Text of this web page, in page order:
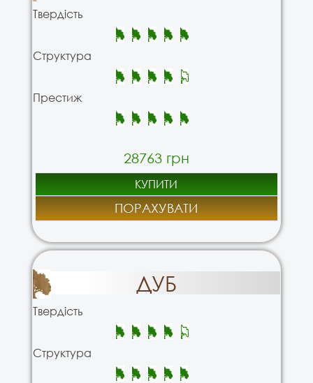
Твердість
Структура
Престиж
28763 грн
КУПИТИ
ПОРАХУВАТИ
ДУБ
Твердість
Структура